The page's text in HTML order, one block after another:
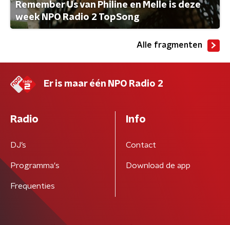
Remember Us van Philine en Melle is deze
week NPO Radio 2 TopSong
Alle fragmenten
Er is maar één NPO Radio 2
Radio
DJ’s
Programma's
Frequenties
Info
Contact
Download de app